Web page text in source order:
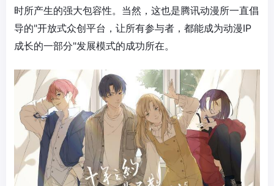
时所产生的强大包容性。当然，这也是腾讯动漫所一直倡
导的"开放式众创平台，让所有参与者，都能成为动漫IP
成长的一部分"发展模式的成功所在。